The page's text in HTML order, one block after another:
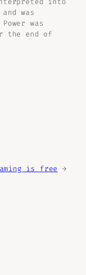
into
was
was
the end of
is free →